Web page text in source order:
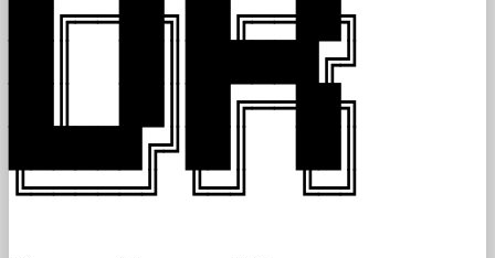
██╔══██╗██╔══██╗
██║  ██║██████╔╝
██║  ██║██╔══██╗
██████╔╝██║  ██║
╚═════╝ ╚═╝  ╚═╝